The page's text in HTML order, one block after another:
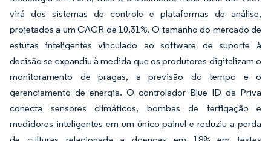
virá dos sistemas de controle e plataformas de análise,
projetados a um CAGR de 10,31%. O tamanho do mercado de
estufas inteligentes vinculado ao software de suporte à
decisão se expandiu à medida que os produtores digitalizam o
monitoramento de pragas, a previsão do tempo e o
gerenciamento de energia. O controlador Blue ID da Priva
conecta sensores climáticos, bombas de fertigação e
medidores inteligentes em um único painel e reduziu a perda